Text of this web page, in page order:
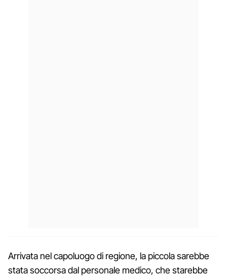
Arrivata nel capoluogo di regione, la piccola sarebbe
stata soccorsa dal personale medico, che starebbe